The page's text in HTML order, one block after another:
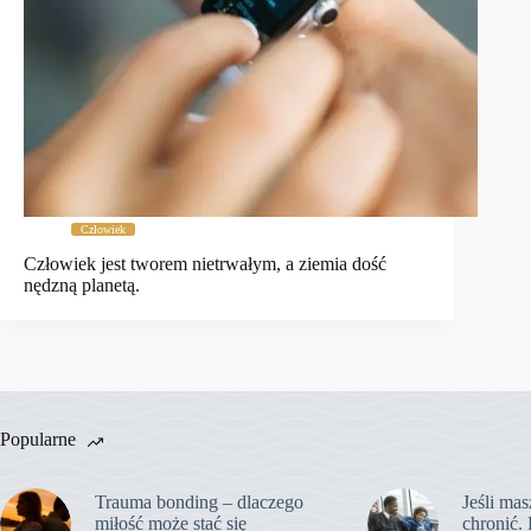
Człowiek
Człowiek jest tworem nietrwałym, a ziemia dość
nędzną planetą.
Popularne
Trauma bonding – dlaczego
miłość może stać się
Jeśli
chronić.